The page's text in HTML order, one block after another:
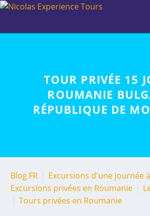
TOUR PRIVÉE 15
ROUMANIE
RÉPUBLIQUE DE
Blog FR
Excursions d'une journée
Excursions privées en Roumanie
Tours privées en Roumanie